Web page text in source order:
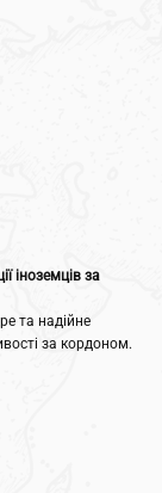
іноземців за
та надійне
за кордоном.